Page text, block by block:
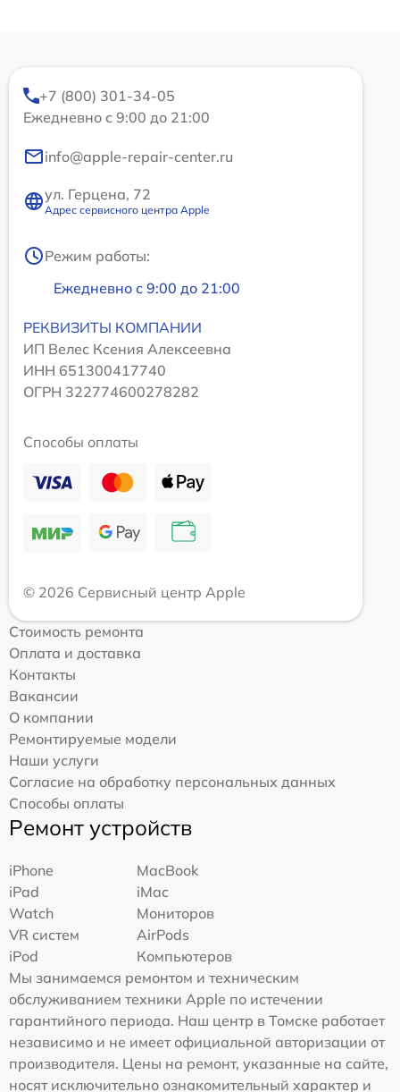
+7 (800) 301-34-05
Ежедневно с 9:00 до 21:00
info@apple-repair-center.ru
ул. Герцена, 72
Адрес сервисного центра Apple
Режим работы:
Ежедневно с 9:00 до 21:00
РЕКВИЗИТЫ КОМПАНИИ
ИП Велес Ксения Алексеевна
ИНН 651300417740
ОГРН 322774600278282
Способы оплаты
© 2026 Сервисный центр Apple
Стоимость ремонта
Оплата и доставка
Контакты
Вакансии
О компании
Ремонтируемые модели
Наши услуги
Согласие на обработку персональных данных
Способы оплаты
Ремонт устройств
iPhone
MacBook
iPad
iMac
Watch
Мониторов
VR систем
AirPods
iPod
Компьютеров
Мы занимаемся ремонтом и техническим
обслуживанием техники Apple по истечении
гарантийного периода. Наш центр в Томске работает
независимо и не имеет официальной авторизации от
производителя. Цены на ремонт, указанные на сайте,
носят исключительно ознакомительный характер и